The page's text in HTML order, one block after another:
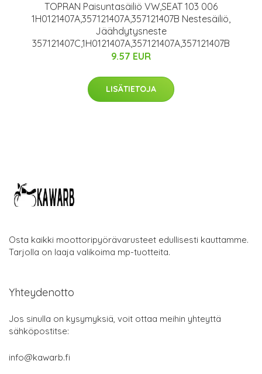
TOPRAN Paisuntasäiliö VW,SEAT 103 006
1H0121407A,357121407A,357121407B Nestesäiliö,
Jäähdytysneste
357121407C,1H0121407A,357121407A,357121407B
9.57 EUR
LISÄTIETOJA
Osta kaikki moottoripyörävarusteet edullisesti kauttamme.
Tarjolla on laaja valikoima mp-tuotteita.
Yhteydenotto
Jos sinulla on kysymyksiä, voit ottaa meihin yhteyttä
sähköpostitse:
info@kawarb.fi